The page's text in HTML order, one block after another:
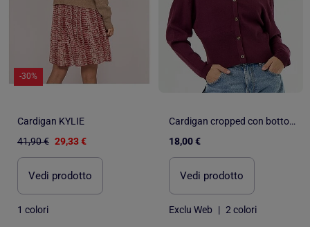
-30%
Cardigan KYLIE
41,90 € 29,33 €
Vedi prodotto
1 colori
Cardigan cropped con bottoni
18,00 €
Vedi prodotto
Exclu Web | 2 colori